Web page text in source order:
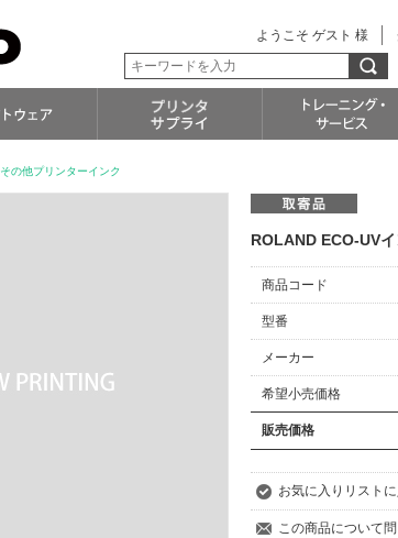
ようこそ ゲスト 様
その他プリンターインク
ROLAND ECO-UV
商品コード
型番
メーカー
希望小売価格
販売価格
お気に入りリスト
この商品について